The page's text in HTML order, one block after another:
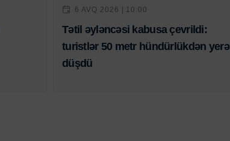
6 AVQ 2026 | 10:00
Tətil əyləncəsi kabusa çevrildi:
turistlər 50 metr hündürlükdən yerə
düşdü